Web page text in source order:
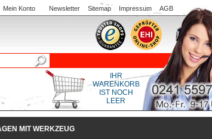
Mein Konto Newsletter Sitemap Impressum AGB
IHR
WARENKORB
IST NOCH
LEER
MIT WERKZEUG